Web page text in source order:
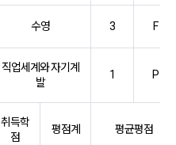
수영 3 F
직업세계와 자기계
발
1 P
취득학
점
평점계 평균평점